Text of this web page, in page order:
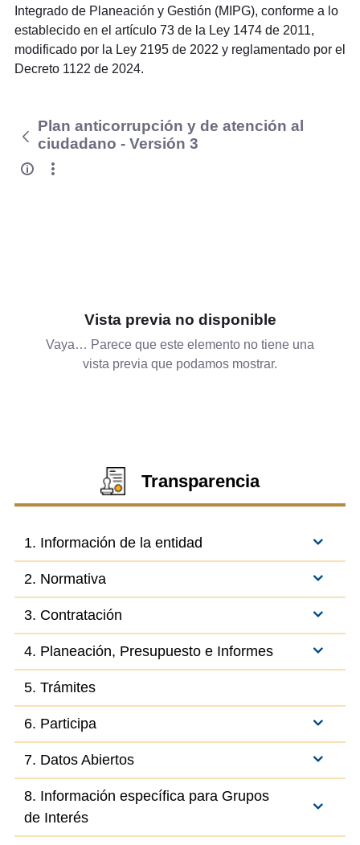
Integrado de Planeación y Gestión (MIPG), conforme a lo
establecido en el artículo 73 de la Ley 1474 de 2011,
modificado por la Ley 2195 de 2022 y reglamentado por el
Decreto 1122 de 2024.
Plan anticorrupción y de atención al
ciudadano - Versión 3
Vista previa no disponible
Vaya… Parece que este elemento no tiene una
vista previa que podamos mostrar.
Transparencia
1. Información de la entidad
2. Normativa
3. Contratación
4. Planeación, Presupuesto e Informes
5. Trámites
6. Participa
7. Datos Abiertos
8. Información específica para Grupos
de Interés